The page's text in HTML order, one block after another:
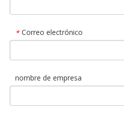
* Correo electrónico
nombre de empresa